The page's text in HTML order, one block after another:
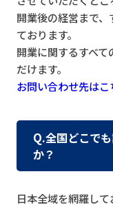
開業後の経営まで
ております。
開業に関するすべ
だけます。
お問い合わせ先は
Q.全国どこで
か？
日本全域を網羅して